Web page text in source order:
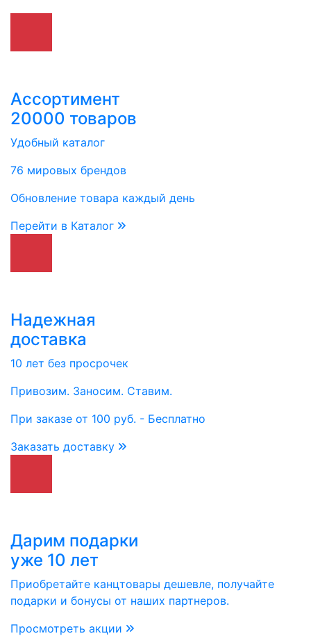
Ассортимент
20000 товаров
Удобный каталог
76 мировых брендов
Обновление товара каждый день
Перейти в Каталог
Надежная
доставка
10 лет без просрочек
Привозим. Заносим. Ставим.
При заказе от 100 руб. - Бесплатно
Заказать доставку
Дарим подарки
уже 10 лет
Приобретайте канцтовары дешевле, получайте
подарки и бонусы от наших партнеров.
Просмотреть акции